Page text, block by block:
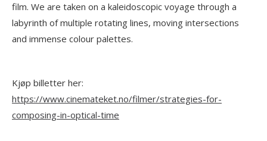
film. We are taken on a kaleidoscopic voyage through a
labyrinth of multiple rotating lines, moving intersections
and immense colour palettes.
Kjøp billetter her:
https://www.cinemateket.no/filmer/strategies-for-
composing-in-optical-time